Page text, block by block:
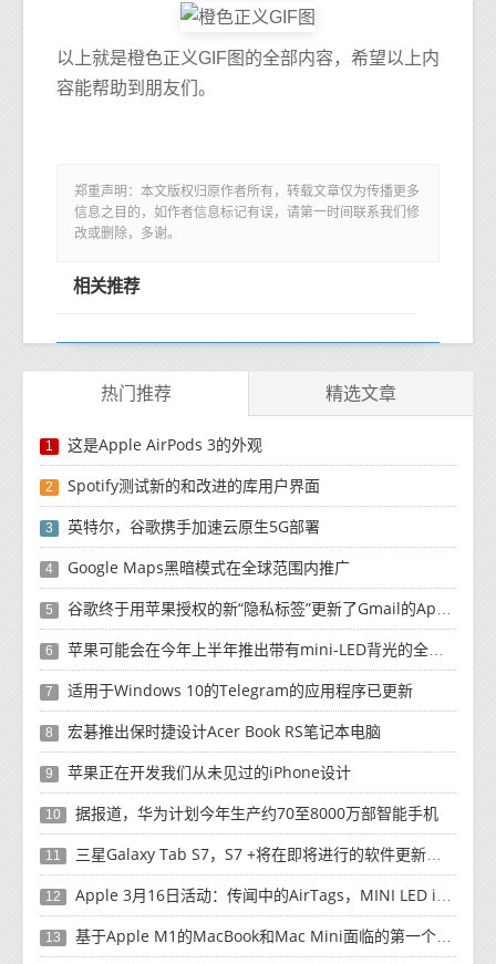
以上就是橙色正义GIF图的全部内容，希望以上内
容能帮助到朋友们。
郑重声明：本文版权归原作者所有，转载文章仅为传播更多
信息之目的，如作者信息标记有误，请第一时间联系我们修
改或删除，多谢。
相关推荐
热门推荐 精选文章
1 这是Apple AirPods 3的外观
2 Spotify测试新的和改进的库用户界面
3 英特尔，谷歌携手加速云原生5G部署
4 Google Maps黑暗模式在全球范围内推广
5 谷歌终于用苹果授权的新“隐私标签”更新了Gmail的App Store列表
6 苹果可能会在今年上半年推出带有mini-LED背光的全新12.9英寸iPad Pro
7 适用于Windows 10的Telegram的应用程序已更新
8 宏碁推出保时捷设计Acer Book RS笔记本电脑
9 苹果正在开发我们从未见过的iPhone设计
10 据报道，华为计划今年生产约70至8000万部智能手机
11 三星Galaxy Tab S7，S7 +将在即将进行的软件更新中获得新功能
12 Apple 3月16日活动：传闻中的AirTags，MINI LED iPad Pro可能推出
13 基于Apple M1的MacBook和Mac Mini面临的第一个恶意软件